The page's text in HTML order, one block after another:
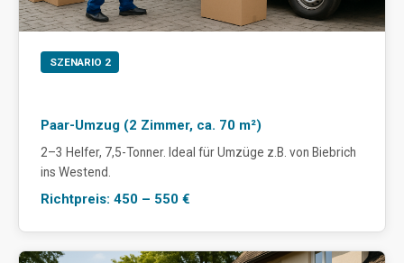
SZENARIO 2
Paar-Umzug (2 Zimmer, ca. 70 m²)
2–3 Helfer, 7,5-Tonner. Ideal für Umzüge z.B. von Biebrich
ins Westend.
Richtpreis: 450 – 550 €